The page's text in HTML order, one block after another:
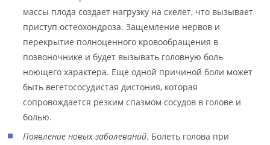
массы плода создает нагрузку на скелет, что вызывает
приступ остеохондроза. Защемление нервов и
перекрытие полноценного кровообращения в
позвоночнике и будет вызывать головную боль
ноющего характера. Еще одной причиной боли может
быть вегетососудистая дистония, которая
сопровождается резким спазмом сосудов в голове и
болью.
Появление новых заболеваний. Болеть голова при